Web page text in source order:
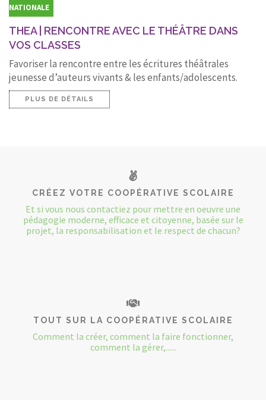
NATIONALE
THEA | RENCONTRE AVEC LE THÉÂTRE DANS
VOS CLASSES
Favoriser la rencontre entre les écritures théâtrales
jeunesse d’auteurs vivants & les enfants/adolescents.
PLUS DE DÉTAILS
CRÉEZ VOTRE COOPÉRATIVE SCOLAIRE
Et si vous nous contactiez pour mettre en oeuvre une
pédagogie moderne, efficace et citoyenne, basée sur le
projet, la responsabilisation et le respect de chacun?
TOUT SUR LA COOPÉRATIVE SCOLAIRE
Comment la créer, comment la faire fonctionner,
comment la gérer,......